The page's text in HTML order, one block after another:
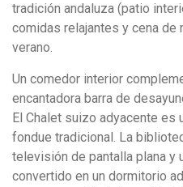
tradición andaluza (patio
comidas relajantes y cena de
verano.
Un comedor interior
encantadora barra de
El Chalet suizo adyacente es
fondue tradicional. La
televisión de pantalla plana y
convertido en un dormitorio